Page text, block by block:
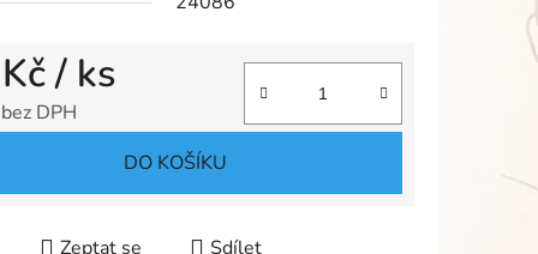
/ ks
DPH
DO KOŠÍKU
Zeptat se Sdílet